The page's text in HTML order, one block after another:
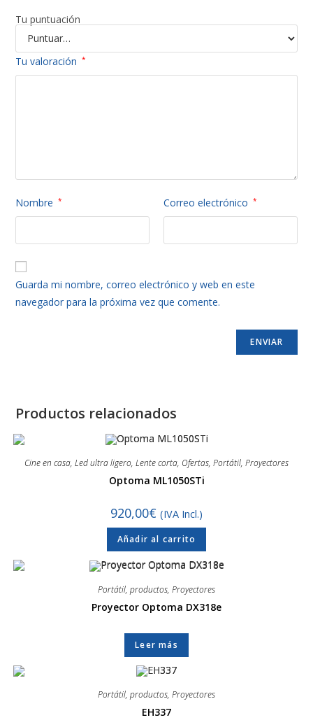
Tu puntuación
Tu valoración *
Nombre * Correo electrónico *
Guarda mi nombre, correo electrónico y web en este
navegador para la próxima vez que comente.
Productos relacionados
Cine en casa, Led ultra ligero, Lente corta, Ofertas, Portátil, Proyectores
Optoma ML1050STi
920,00€ (IVA Incl.)
Añadir al carrito
Portátil, productos, Proyectores
Proyector Optoma DX318e
Leer más
Portátil, productos, Proyectores
EH337